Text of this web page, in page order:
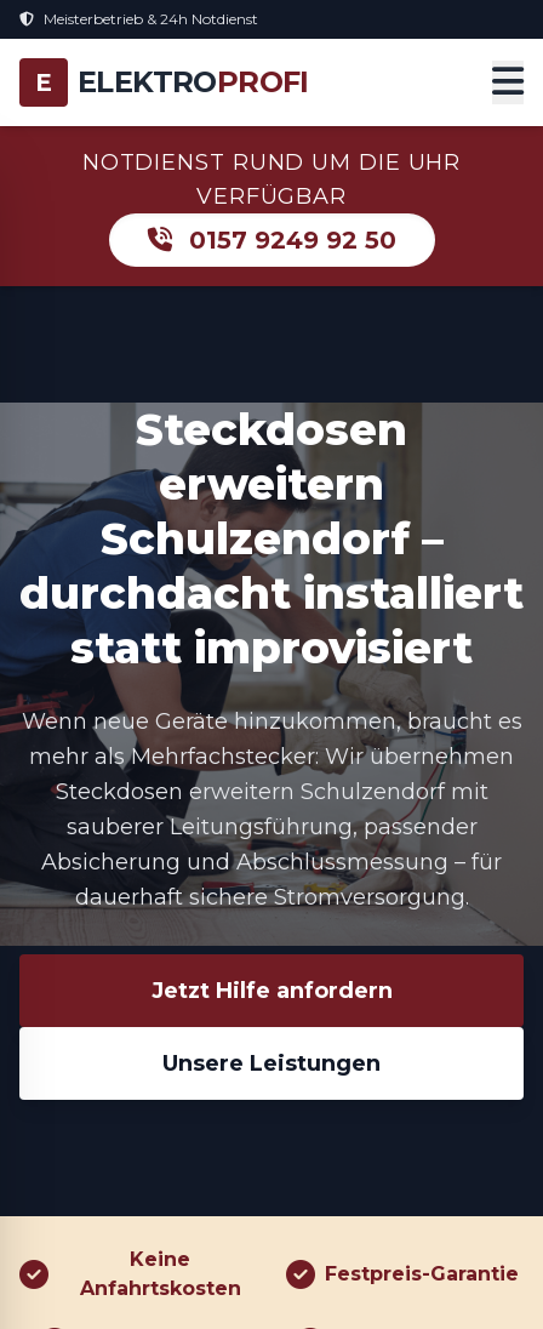
Meisterbetrieb & 24h Notdienst
E ELEKTROPROFI
NOTDIENST RUND UM DIE UHR
VERFÜGBAR
0157 9249 92 50
Steckdosen
erweitern
Schulzendorf –
durchdacht installiert
statt improvisiert
Wenn neue Geräte hinzukommen, braucht es
mehr als Mehrfachstecker: Wir übernehmen
Steckdosen erweitern Schulzendorfmit
sauberer Leitungsführung, passender
Absicherung und Abschlussmessung – für
dauerhaft sichere Stromversorgung.
Jetzt Hilfe anfordern
Unsere Leistungen
Keine
Anfahrtskosten
Festpreis-Garantie